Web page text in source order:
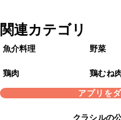
関連カテゴリ
魚介料理 野菜
鶏肉 鶏むね
アプリを
クラシルの